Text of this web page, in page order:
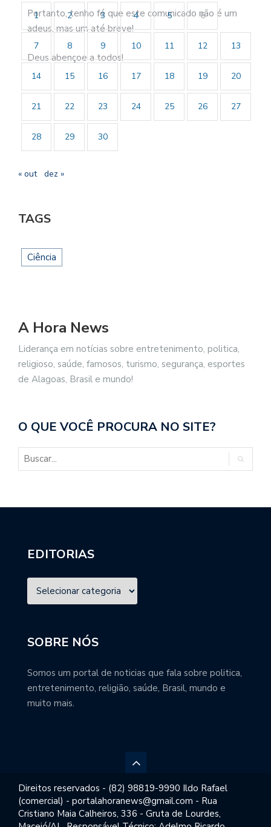
Portanto, tenho fé que este comunicado não é um
adeus, mas um até breve!
Deus abençoe a todos!
1
2 3 4 5 6
7 8 9 10 11 12 13
14 15 16 17 18 19 20
21 22 23 24 25 26 27
28 29 30
« out dez »
TAGS
Ciência
A Hora News
Liderança em notícias sobre entretenimento, politica,
religioso, saúde, famosos, turismo, segurança, esportes
de Alagoas, Brasil e mundo!
O QUE VOCÊ PROCURA NO SITE?
EDITORIAS
SOBRE NÓS
Somos um portal de noticias que fala sobre politica,
entretenimento, religião, saúde, Brasil, mundo e
muito mais.
Direitos reservados - (82) 98819-9990 Ildo Rafael
(comercial) - portalahoranews@gmail.com - Rua
Cristiano Maia Calheiros, 336 - Gruta de Lourdes,